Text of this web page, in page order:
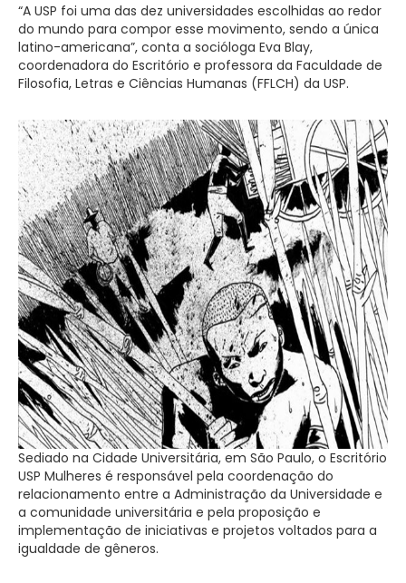
“A USP foi uma das dez universidades escolhidas ao redor
do mundo para compor esse movimento, sendo a única
latino-americana”, conta a socióloga Eva Blay,
coordenadora do Escritório e professora da Faculdade de
Filosofia, Letras e Ciências Humanas (FFLCH) da USP.
Sediado na Cidade Universitária, em São Paulo, o Escritório
USP Mulheres é responsável pela coordenação do
relacionamento entre a Administração da Universidade e
a comunidade universitária e pela proposição e
implementação de iniciativas e projetos voltados para a
igualdade de gêneros.